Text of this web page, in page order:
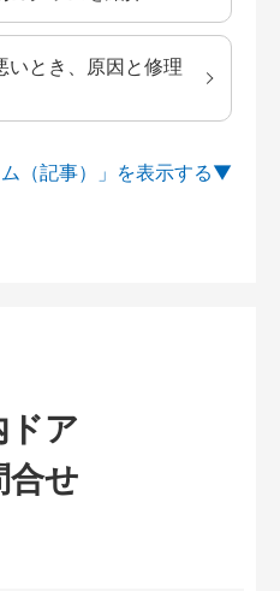
いとき、原因と修理
（記事）」を
ドア
合せ